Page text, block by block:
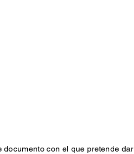
con el que pretende dar